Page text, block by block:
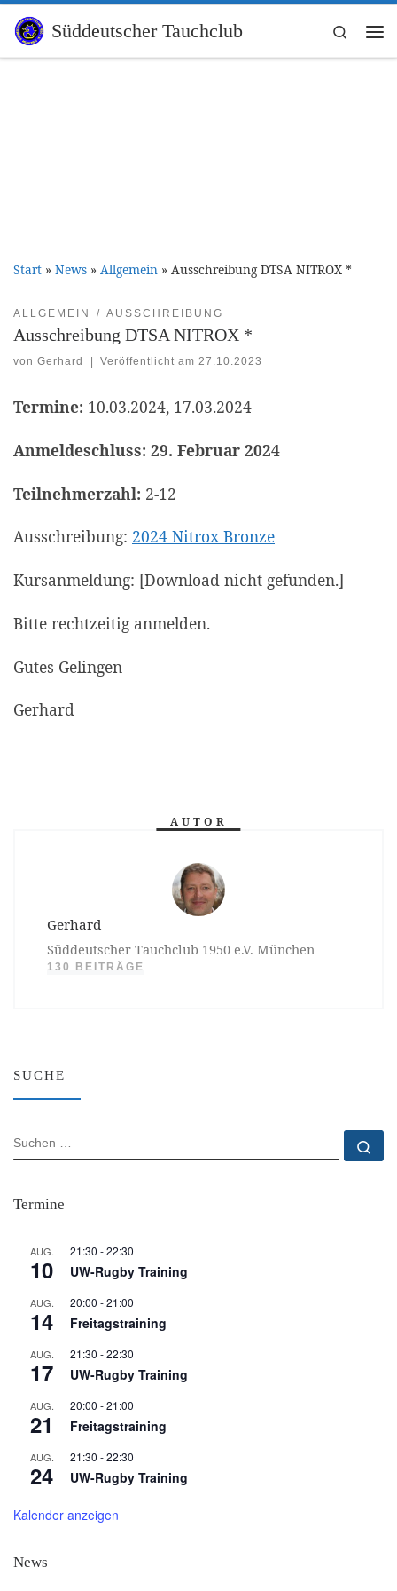
Zum Inhalt springen
Süddeutscher Tauchclub
Search
Start » News » Allgemein » Ausschreibung DTSA NITROX *
ALLGEMEIN AUSSCHREIBUNG
Ausschreibung DTSA NITROX *
von Gerhard Veröffentlicht am27.10.2023
Termine: 10.03.2024, 17.03.2024
Anmeldeschluss: 29. Februar 2024
Teilnehmerzahl: 2-12
Ausschreibung: 2024 Nitrox Bronze
Kursanmeldung: [Download nicht gefunden.]
Bitte rechtzeitig anmelden.
Gutes Gelingen
Gerhard
AUTOR
Gerhard
Süddeutscher Tauchclub 1950 e.V. München
130 BEITRÄGE
SUCHE
SUCHE
Termine
AUG.
10
21:30 -22:30
UW-Rugby Training
AUG.
14
20:00 -21:00
Freitagstraining
AUG.
17
21:30 -22:30
UW-Rugby Training
AUG.
21
20:00 -21:00
Freitagstraining
AUG.
24
21:30 -22:30
UW-Rugby Training
Kalender anzeigen
News